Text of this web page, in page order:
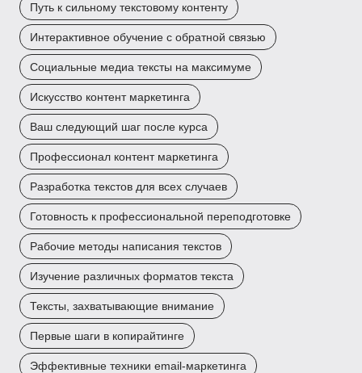
Путь к сильному текстовому контенту
Интерактивное обучение с обратной связью
Социальные медиа тексты на максимуме
Искусство контент маркетинга
Ваш следующий шаг после курса
Профессионал контент маркетинга
Разработка текстов для всех случаев
Готовность к профессиональной переподготовке
Рабочие методы написания текстов
Изучение различных форматов текста
Тексты, захватывающие внимание
Первые шаги в копирайтинге
Эффективные техники email-маркетинга